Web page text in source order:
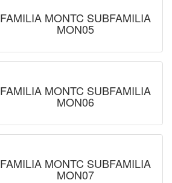
FAMILIA MONTC SUBFAMILIA
MON05
FAMILIA MONTC SUBFAMILIA
MON06
FAMILIA MONTC SUBFAMILIA
MON07